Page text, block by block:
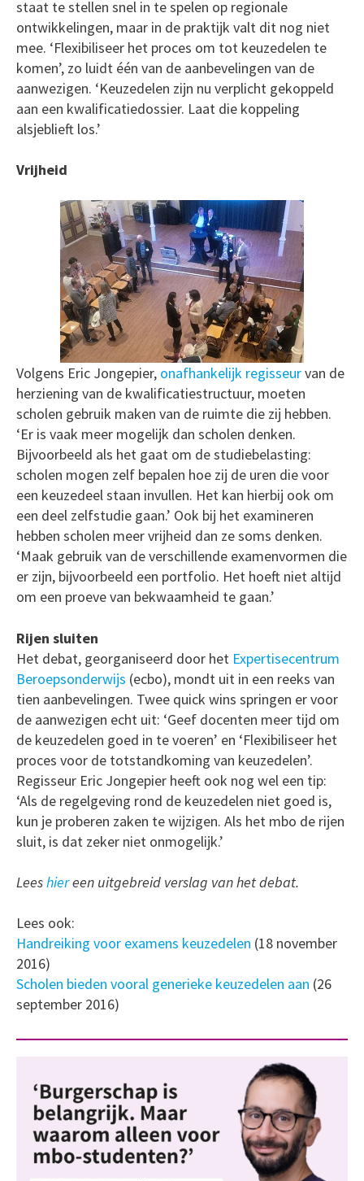
staat te stellen snel in te spelen op regionale
ontwikkelingen, maar in de praktijk valt dit nog niet
mee. ‘Flexibiliseer het proces om tot keuzedelen te
komen’, zo luidt één van de aanbevelingen van de
aanwezigen. ‘Keuzedelen zijn nu verplicht gekoppeld
aan een kwalificatiedossier. Laat die koppeling
alsjeblieft los.’
Vrijheid
Volgens Eric Jongepier, onafhankelijk regisseurvan de
herziening van de kwalificatiestructuur, moeten
scholen gebruik maken van de ruimte die zij hebben.
‘Er is vaak meer mogelijk dan scholen denken.
Bijvoorbeeld als het gaat om de studiebelasting:
scholen mogen zelf bepalen hoe zij de uren die voor
een keuzedeel staan invullen. Het kan hierbij ook om
een deel zelfstudie gaan.’ Ook bij het examineren
hebben scholen meer vrijheid dan ze soms denken.
‘Maak gebruik van de verschillende examenvormen die
er zijn, bijvoorbeeld een portfolio. Het hoeft niet altijd
om een proeve van bekwaamheid te gaan.’
Rijen sluiten
Het debat, georganiseerd door het Expertisecentrum
Beroepsonderwijs (ecbo), mondt uit in een reeks van
tien aanbevelingen. Twee quick wins springen er voor
de aanwezigen echt uit: ‘Geef docenten meer tijd om
de keuzedelen goed in te voeren’ en ‘Flexibiliseer het
proces voor de totstandkoming van keuzedelen’.
Regisseur Eric Jongepier heeft ook nog wel een tip:
‘Als de regelgeving rond de keuzedelen niet goed is,
kun je proberen zaken te wijzigen. Als het mbo de rijen
sluit, is dat zeker niet onmogelijk.’
Leeshiereen uitgebreid verslag van het debat.
Lees ook:
Handreiking voor examens keuzedelen (18 november
2016)
Scholen bieden vooral generieke keuzedelen aan (26
september 2016)